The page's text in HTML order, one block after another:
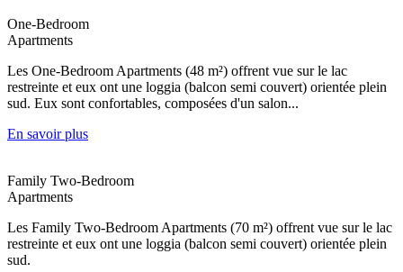
One-Bedroom
Apartments
Les One-Bedroom Apartments (48 m²) offrent vue sur le lac
restreinte et eux ont une loggia (balcon semi couvert) orientée plein
sud. Eux sont confortables, composées d'un salon...
En savoir plus
Family Two-Bedroom
Apartments
Les Family Two-Bedroom Apartments (70 m²) offrent vue sur le lac
restreinte et eux ont une loggia (balcon semi couvert) orientée plein
sud.